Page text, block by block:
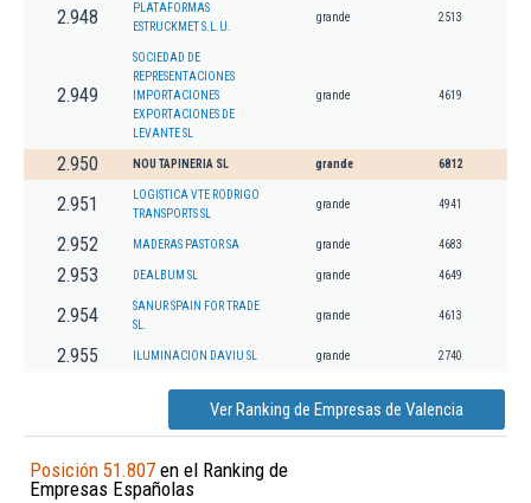
2.948
PLATAFORMAS
ESTRUCKMET S.L.U.
grande 2513
2.949
SOCIEDAD DE
REPRESENTACIONES
IMPORTACIONES
EXPORTACIONES DE
LEVANTE SL
grande 4619
2.950 NOU TAPINERIA SL grande 6812
2.951
LOGISTICA VTE RODRIGO
TRANSPORTS SL
grande 4941
2.952 MADERAS PASTOR SA grande 4683
2.953 DEALBUM SL grande 4649
2.954
SANUR SPAIN FOR TRADE
SL.
grande 4613
2.955 ILUMINACION DAVIU SL grande 2740
Ver Ranking de Empresas de Valencia
Posición 51.807 en el Ranking de
Empresas Españolas